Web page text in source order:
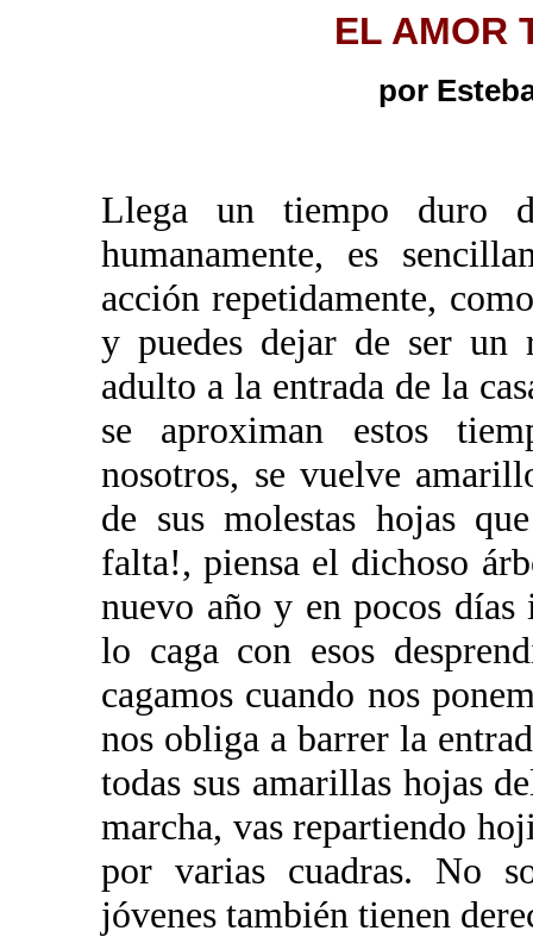
EL AMOR
por
Llega un tiempo duro
humanamente, es
acción repetidamente,
y puedes dejar de ser un
adulto a la entrada de la
se aproximan estos
nosotros, se vuelve
de sus molestas hojas
falta!, piensa el dichoso
nuevo año y en pocos
lo caga con esos
cagamos cuando nos
nos obliga a barrer la
todas sus amarillas hojas
marcha, vas repartiendo
por varias cuadras. No
jóvenes también tienen